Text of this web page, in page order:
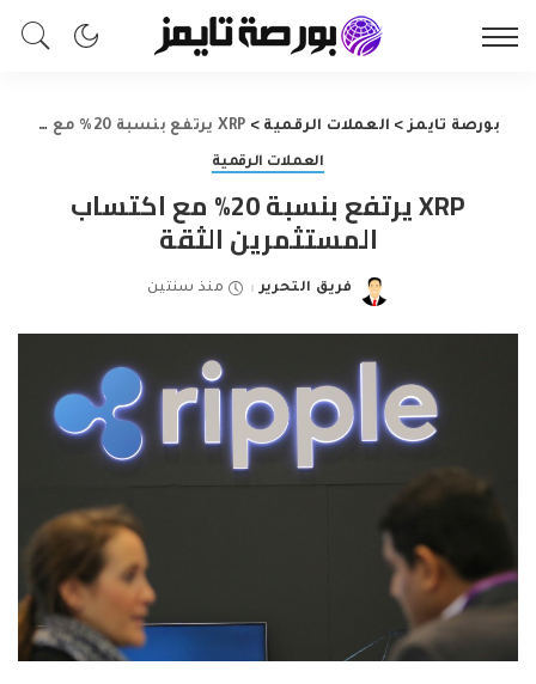
بورصة تايمز> العملات الرقمية > XRP يرتفع بنسبة 20% مع اكتساب المستثمرين الثقة
العملات الرقمية
XRP يرتفع بنسبة 20% مع اكتساب
المستثمرين الثقة
Posted
فريق التحرير منذ سنتين